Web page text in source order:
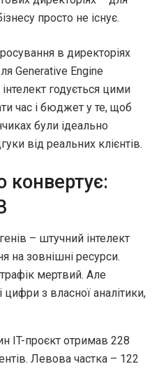
просто не існує.
в директоріях
Generative Engine
годується цими
час і бюджет у те, щоб
були ідеально
від реальних клієнтів.
конвертує:
– штучний інтелект
на зовнішні ресурси.
мертвий. Але
з власної аналітики,
IT-проєкт отримав 228
Левова частка – 122